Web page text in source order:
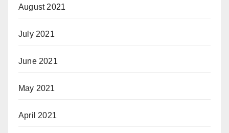
August 2021
July 2021
June 2021
May 2021
April 2021